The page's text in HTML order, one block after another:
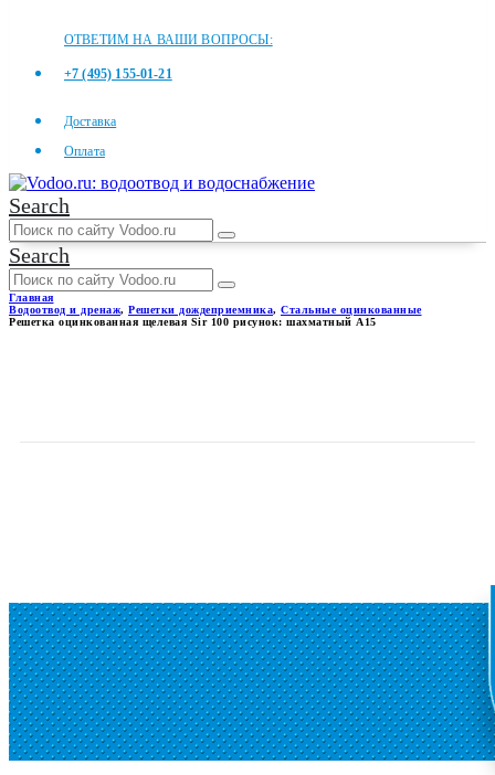
ОТВЕТИМ НА ВАШИ ВОПРОСЫ:
+7 (495) 155-01-21
Доставка
Оплата
Search
Search
Главная
Водоотвод и дренаж, Решетки дождеприемника, Стальные оцинкованные
Решетка оцинкованная щелевая Sir 100 рисунок: шахматный А15